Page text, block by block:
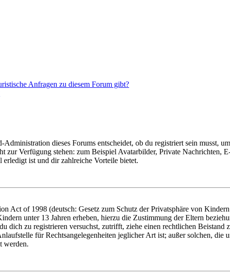
Anfragen zu diesem Forum gibt?
dieses Forums entscheidet, ob du registriert sein musst,
Verfügung stehen: zum Beispiel Avatarbilder, Private Nachrichten,
ist und dir zahlreiche Vorteile bietet.
Act of 1998 (deutsch: Gesetz zum Schutz der Privatsphäre von
unter 13 Jahren erheben, hierzu die Zustimmung der Eltern
dich zu registrieren versuchst, zutrifft, ziehe einen rechtlichen
für Rechtsangelegenheiten jeglicher Art ist; außer solchen,
werden.